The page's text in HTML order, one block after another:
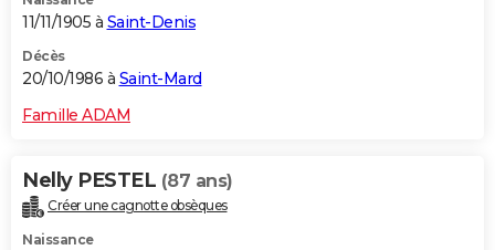
11/11/1905 à Saint-Denis
Décès
20/10/1986 à Saint-Mard
Famille ADAM
Nelly PESTEL (87 ans)
Créer une cagnotte obsèques
Naissance